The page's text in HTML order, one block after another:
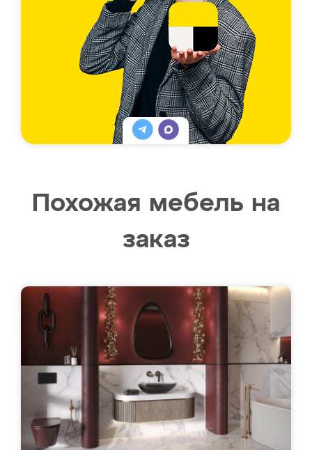
Похожая мебель на
заказ